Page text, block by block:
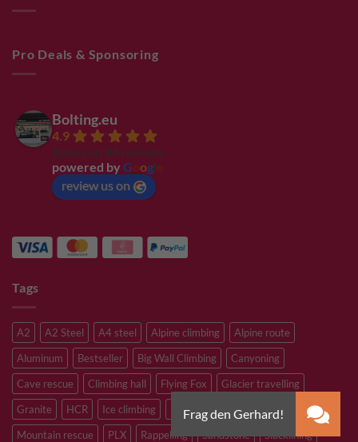
Pro Deals & Sponsoring
Bolting.eu
4.9
Based on 94 reviews
powered by G ogl
review us on
Tags
A2 A2 Steel A4 steel Alpine climbing
Alpine route
Aluminum
Bestseller Big Wall Climbing
Canyoning
Cave rescue
Climbing hall Flying Fox
Glacier travelling
Granite
HCR Ice climbing Inox M8 M10
M12
Mountain rescue
PLX Rappelling Sandstone
Slacklining